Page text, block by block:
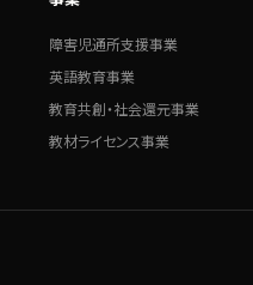
障害児通所支援事業
英語教育事業
教育共創・社会還元事業
教材ライセンス事業